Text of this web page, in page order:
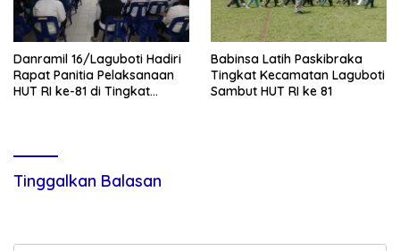
Danramil 16/Laguboti Hadiri
Rapat Panitia Pelaksanaan
HUT RI ke-81 di Tingkat
Babinsa Latih Paskibraka
Tingkat Kecamatan Laguboti
Sambut HUT RI ke 81
Tinggalkan Balasan